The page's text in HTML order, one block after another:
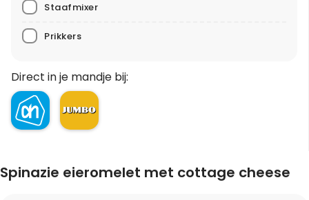
Staafmixer
Prikkers
Direct in je mandje bij:
Spinazie eieromelet met cottage cheese